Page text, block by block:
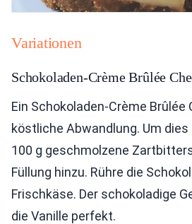
Variationen
Schokoladen-Crème Brûlée
Ein Schokoladen-Crème
köstliche Abwandlung. Um
100 g geschmolzene
Füllung hinzu. Rühre die
Frischkäse. Der schokoladige
die Vanille perfekt.